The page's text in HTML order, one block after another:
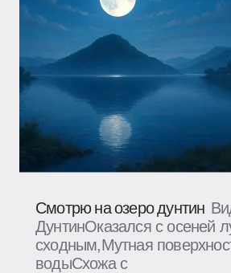
Смотрю на озеро дунтин
ДунтинОказался с осеней
сходным,Мутная
водыСхожа с